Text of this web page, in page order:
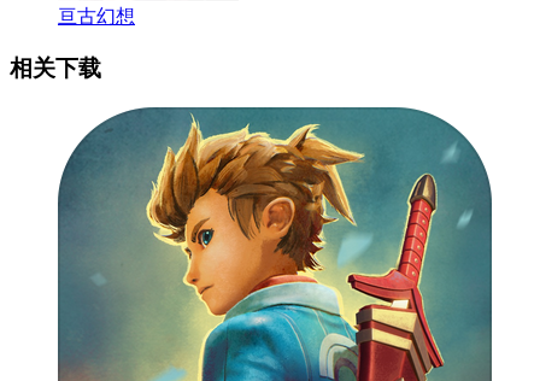
亘古幻想
相关下载